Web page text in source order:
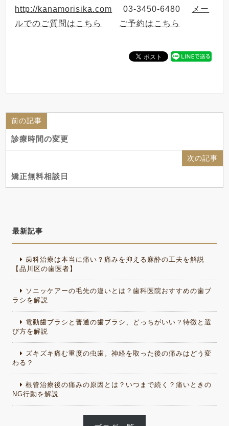
http://kanamorisika.com 03-3450-6480
メー
ルでのご質問はこちら
ご予約はこちら
前の記事
診療時間の変更
次の記事
矯正無料相談日
最新記事
歯科治療は本当に痛い？痛みを抑える麻酔の工夫を解説
【品川区の歯医者】
ソニッケアーの毛先の違いとは？歯科医院おすすめの歯ブ
ラシを解説
電動歯ブラシと普通の歯ブラシ、どっちがいい？特徴と選
び方を解説
ズキズキ痛む重度の虫歯。神経を取った後の痛みはどう変
わる？
根管治療後の痛みの原因とは？いつまで続く？痛いときの
NG行動を解説